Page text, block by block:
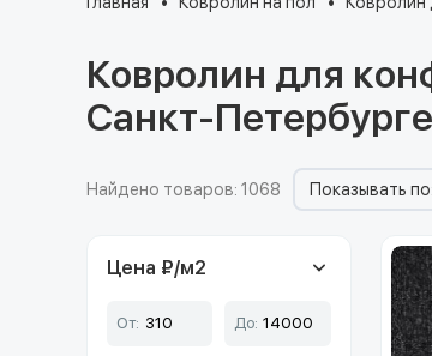
Ковролин для
Санкт-Петербурге
Найдено товаров: 1068 Показывать по:
Цена ₽/м2
От: До: